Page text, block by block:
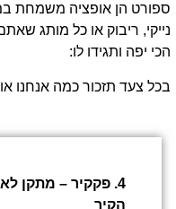
ספורט הן אופציה משמחת
נייקי, ריבוק או כל מותג
הכי יפה ותגידו לו:
בכל צעד תזכור כמה אנחנו
4. פקקיר – מתקן
הקיר